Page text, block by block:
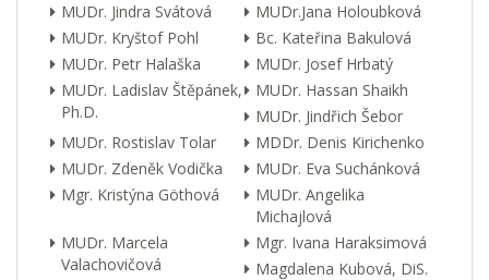
MUDr. Jindra Svátová
MUDr.Jana Holoubková
MUDr. Kryštof Pohl
Bc. Kateřina Bakulová
MUDr. Petr Halaška
MUDr. Josef Hrbatý
MUDr. Ladislav Štěpánek,
Ph.D.
MUDr. Hassan Shaikh
MUDr. Jindřich Šebor
MUDr. Rostislav Tolar
MDDr. Denis Kirichenko
MUDr. Zdeněk Vodička
MUDr. Eva Suchánková
Mgr. Kristýna Göthová
MUDr. Angelika
Michajlová
MUDr. Marcela
Valachovičová
Mgr. Ivana Haraksimová
Magdalena Kubová, DiS.